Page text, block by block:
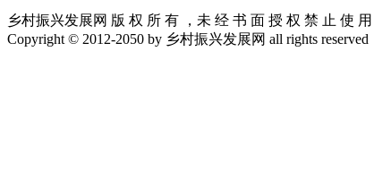
乡村振兴发展网 版 权 所 有 ，未 经 书 面 授 权 禁 止 使 用
Copyright © 2012-2050 by 乡村振兴发展网 all rights reserved